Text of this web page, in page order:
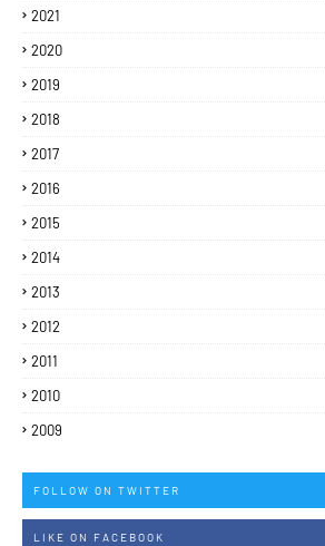
2021
2020
2019
2018
2017
2016
2015
2014
2013
2012
2011
2010
2009
FOLLOW ON TWITTER
LIKE ON FACEBOOK